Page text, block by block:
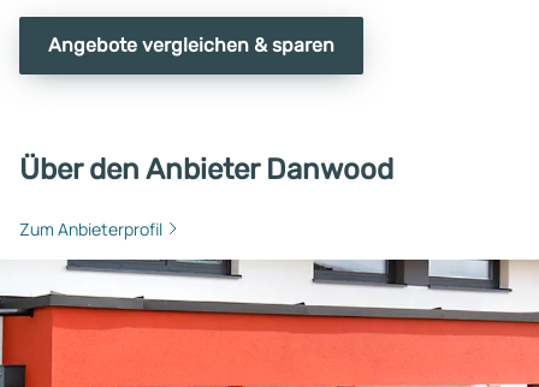
Angebote vergleichen & sparen
Über den Anbieter Danwood
Zum Anbieterprofil